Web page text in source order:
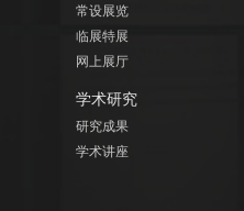
常设展览
临展特展
网上展厅
学术研究
研究成果
学术讲座